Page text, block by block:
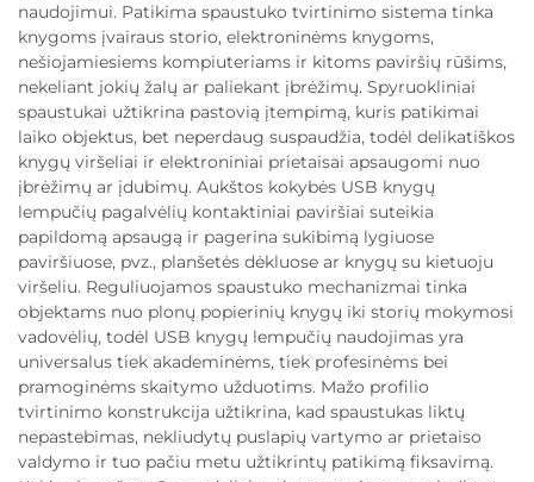
naudojimui. Patikima spaustuko tvirtinimo sistema tinka
knygoms įvairaus storio, elektroninėms knygoms,
nešiojamiesiems kompiuteriams ir kitoms paviršių rūšims,
nekeliant jokių žalų ar paliekant įbrėžimų. Spyruokliniai
spaustukai užtikrina pastovią įtempimą, kuris patikimai
laiko objektus, bet neperdaug suspaudžia, todėl delikatiškos
knygų viršeliai ir elektroniniai prietaisai apsaugomi nuo
įbrėžimų ar įdubimų. Aukštos kokybės USB knygų
lempučių pagalvėlių kontaktiniai paviršiai suteikia
papildomą apsaugą ir pagerina sukibimą lygiuose
paviršiuose, pvz., planšetės dėkluose ar knygų su kietuoju
viršeliu. Reguliuojamos spaustuko mechanizmai tinka
objektams nuo plonų popierinių knygų iki storių mokymosi
vadovėlių, todėl USB knygų lempučių naudojimas yra
universalus tiek akademinėms, tiek profesinėms bei
pramoginėms skaitymo užduotims. Mažo profilio
tvirtinimo konstrukcija užtikrina, kad spaustukas liktų
nepastebimas, nekliudytų puslapių vartymo ar prietaiso
valdymo ir tuo pačiu metu užtikrintų patikimą fiksavimą.